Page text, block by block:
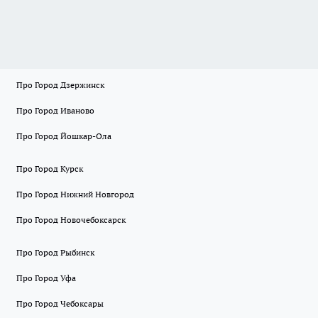
Про Город Дзержинск
Про Город Иваново
Про Город Йошкар-Ола
Про Город Курск
Про Город Нижний Новгород
Про Город Новочебоксарск
Про Город Рыбинск
Про Город Уфа
Про Город Чебоксары